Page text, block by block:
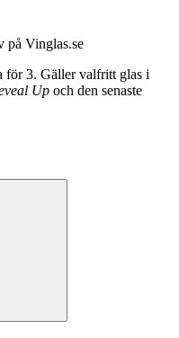
Vinglas.se
för 3. Gäller valfritt glas i
Up och den senaste